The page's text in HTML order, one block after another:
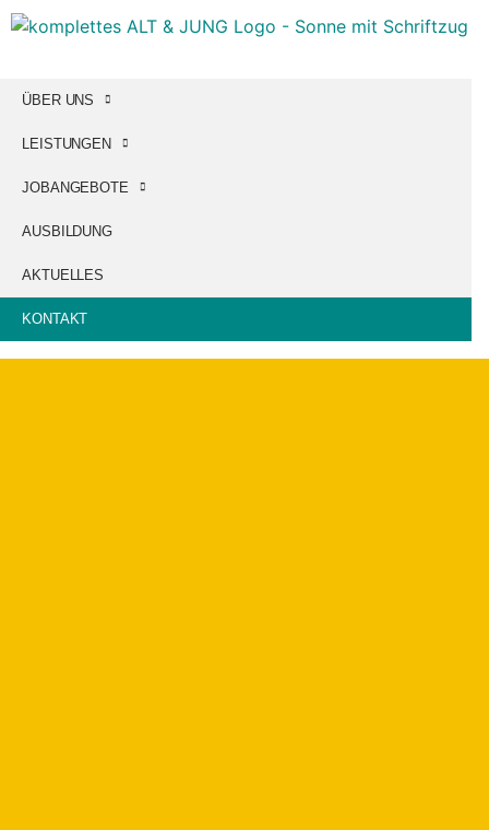
ÜBER UNS
LEISTUNGEN
JOBANGEBOTE
AUSBILDUNG
AKTUELLES
KONTAKT